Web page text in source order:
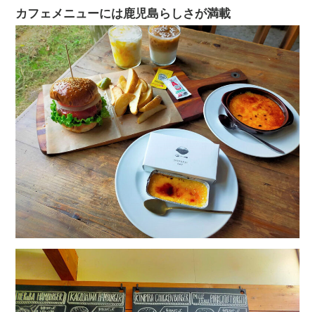
カフェメニューには鹿児島らしさが満載